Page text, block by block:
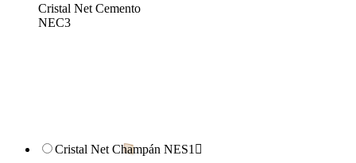
Cristal Net Cemento
NEC3
Cristal Net Champán NES1 